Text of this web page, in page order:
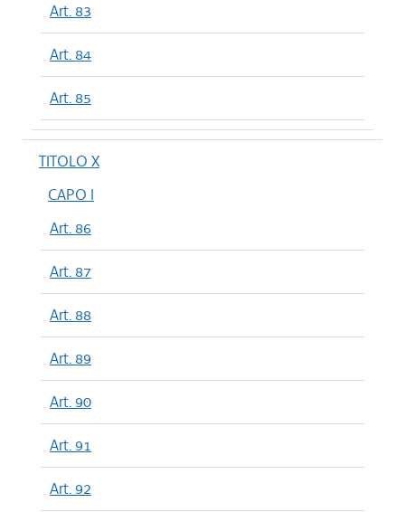
Art. 83
Art. 84
Art. 85
TITOLO X
CAPO I
Art. 86
Art. 87
Art. 88
Art. 89
Art. 90
Art. 91
Art. 92